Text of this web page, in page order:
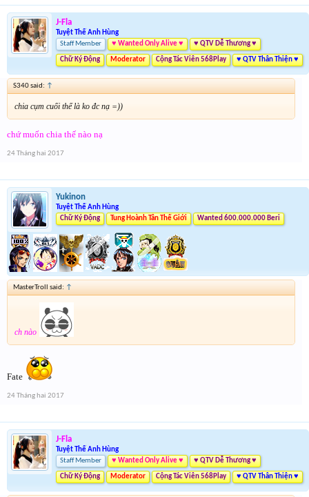
J-Fla
Tuyệt Thế Anh Hùng
Staff Member
♥ Wanted Only Alive ♥ ♥ QTV Dễ Thương ♥
Chữ Ký Động Moderator Cộng Tác Viên 568Play ♥ QTV Thân Thiện ♥
S340 said: ↑
chia cụm cuối thế là ko đc nạ =))
chứ muốn chia thế nào nạ
24 Tháng hai 2017
Yukinon
Tuyệt Thế Anh Hùng
Chữ Ký Động
Tung Hoành Tân Thế Giới Wanted 600.000.000 Beri
MasterTroll said: ↑
ch nào
Fate
24 Tháng hai 2017
J-Fla
Tuyệt Thế Anh Hùng
Staff Member
♥ Wanted Only Alive ♥ ♥ QTV Dễ Thương ♥
Chữ Ký Động Moderator Cộng Tác Viên 568Play ♥ QTV Thân Thiện ♥